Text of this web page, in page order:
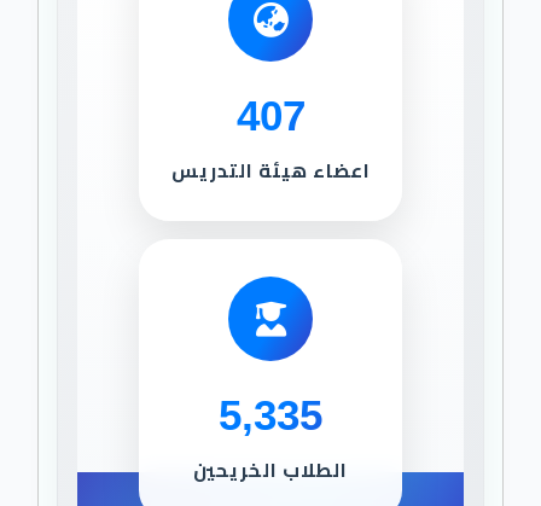
407
اعضاء هيئة التدريس
5,335
الطلاب الخريحين